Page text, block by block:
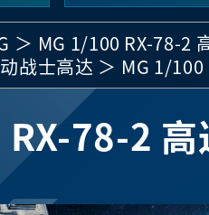
MG 1/100 RX-78-2
战士高达 MG 1/100
78-2 高